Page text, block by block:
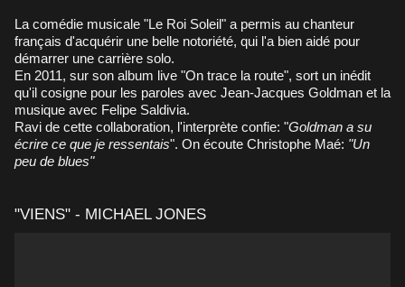
La comédie musicale "Le Roi Soleil" a permis au chanteur
français d'acquérir une belle notoriété, qui l'a bien aidé pour
démarrer une carrière solo.
En 2011, sur son album live "On trace la route", sort un inédit
qu'il cosigne pour les paroles avec Jean-Jacques Goldman et la
musique avec Felipe Saldivia.
Ravi de cette collaboration, l'interprète confie: "Goldman a su
écrire ce que je ressentais". On écoute Christophe Maé: "Un
peu de blues"
"VIENS" - MICHAEL JONES